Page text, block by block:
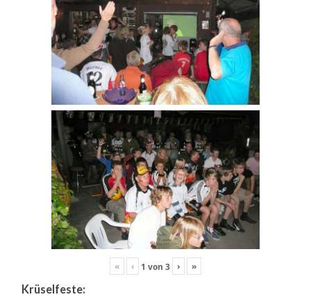
« ‹ 1 von 3 › »
Krüselfeste: